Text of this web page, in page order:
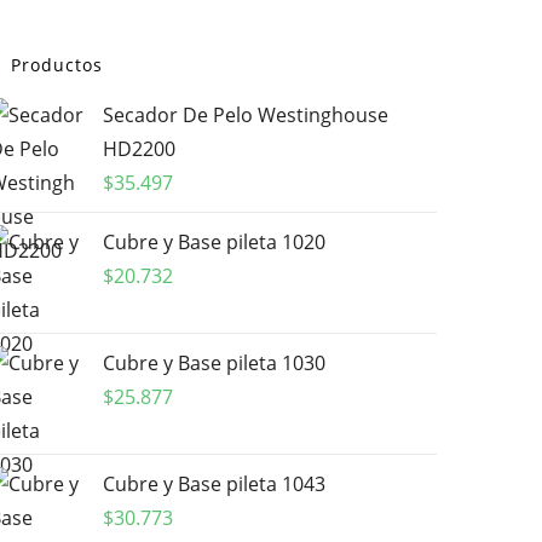
Productos
Secador De Pelo Westinghouse
HD2200
$35.497
Cubre y Base pileta 1020
$20.732
Cubre y Base pileta 1030
$25.877
Cubre y Base pileta 1043
$30.773